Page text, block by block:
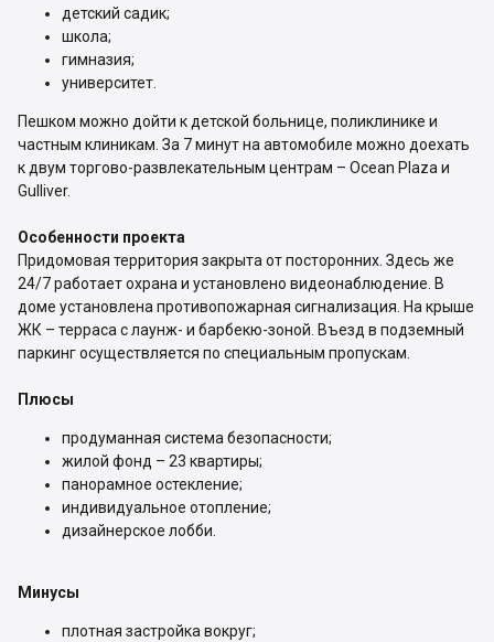
детский садик;
школа;
гимназия;
университет.
Пешком можно дойти к детской больнице, поликлинике и
частным клиникам. За 7 минут на автомобиле можно доехать
к двум торгово-развлекательным центрам – Ocean Plaza и
Gulliver.
Особенности проекта
Придомовая территория закрыта от посторонних. Здесь же
24/7 работает охрана и установлено видеонаблюдение. В
доме установлена противопожарная сигнализация. На крыше
ЖК – терраса с лаунж- и барбекю-зоной. Въезд в подземный
паркинг осуществляется по специальным пропускам.
Плюсы
продуманная система безопасности;
жилой фонд – 23 квартиры;
панорамное остекление;
индивидуальное отопление;
дизайнерское лобби.
Минусы
плотная застройка вокруг;